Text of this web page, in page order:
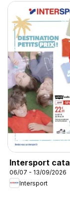
Intersport
06/07 - 13/09/2026
Intersport